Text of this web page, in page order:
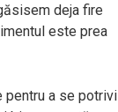
deja fire
este prea
pentru a se potrivi